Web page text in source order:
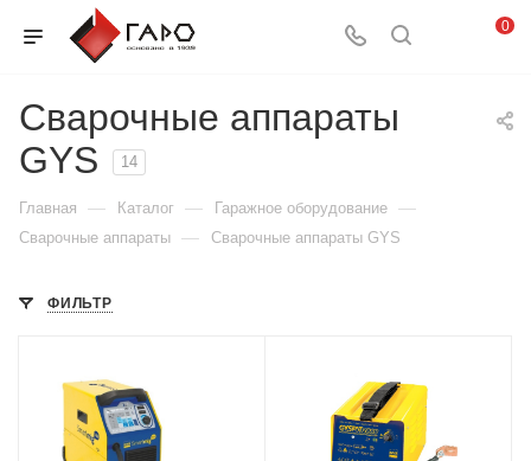
0
Сварочные аппараты
GYS
14
Главная — Каталог — Гаражное оборудование —
Сварочные аппараты — Сварочные аппараты GYS
ФИЛЬТР